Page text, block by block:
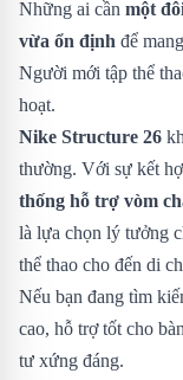
Những ai cần một
vừa ổn định để
Người mới tập thể
hoạt.
Nike Structure 26
thường. Với sự kết
thống hỗ trợ vòm
là lựa chọn lý tưởng
thể thao cho đến di
Nếu bạn đang tìm
cao, hỗ trợ tốt cho
tư xứng đáng.